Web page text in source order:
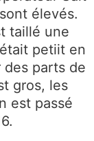
élevés.
taillé une
petiit en
des parts de
gros, les
est passé